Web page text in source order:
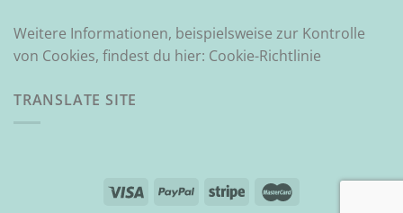
Weitere Informationen, beispielsweise zur Kontrolle
von Cookies, findest du hier: Cookie-Richtlinie
TRANSLATE SITE